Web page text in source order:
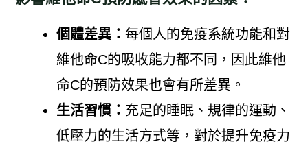
個體差異： 每個人的免疫系統功能和對
維他命C的吸收能力都不同，因此維他
命C的預防效果也會有所差異。
生活習慣： 充足的睡眠、規律的運動、
低壓力的生活方式等，對於提升免疫力